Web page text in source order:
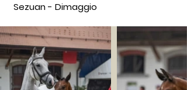
Sezuan - Dimaggio